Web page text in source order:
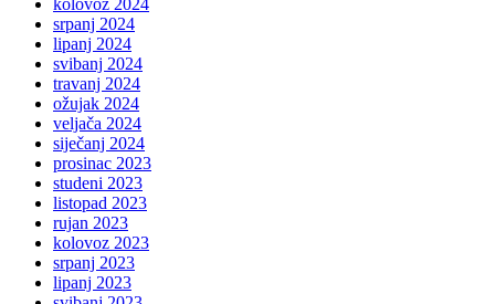
srpanj 2024
lipanj 2024
svibanj 2024
travanj 2024
ožujak 2024
veljača 2024
siječanj 2024
prosinac 2023
studeni 2023
listopad 2023
rujan 2023
kolovoz 2023
srpanj 2023
lipanj 2023